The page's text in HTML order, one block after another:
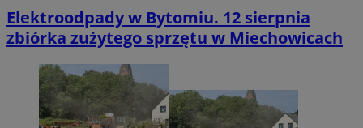
Elektroodpady w Bytomiu. 12 sierpnia
zbiórka zużytego sprzętu w Miechowicach